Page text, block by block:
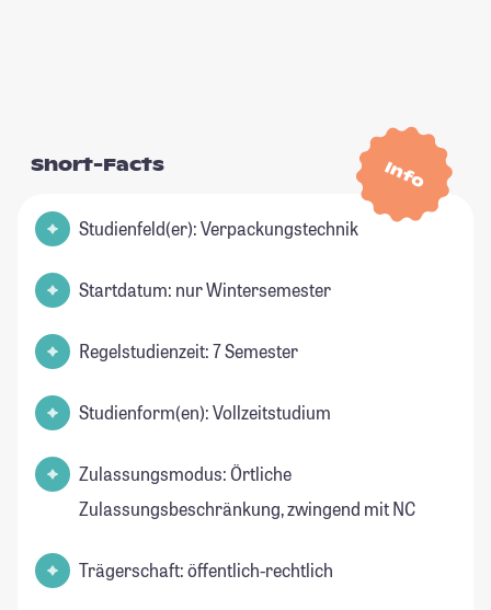
Info
Short-Facts
Studienfeld(er): Verpackungstechnik
Startdatum: nur Wintersemester
Regelstudienzeit: 7 Semester
Studienform(en): Vollzeitstudium
Zulassungsmodus: Örtliche
Zulassungsbeschränkung, zwingend mit NC
Trägerschaft: öffentlich-rechtlich